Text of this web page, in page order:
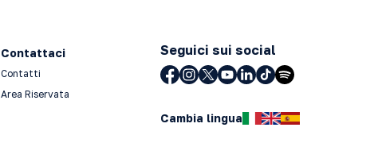
Contattaci
Contatti
Area Riservata
Seguici sui social
Cambia lingua